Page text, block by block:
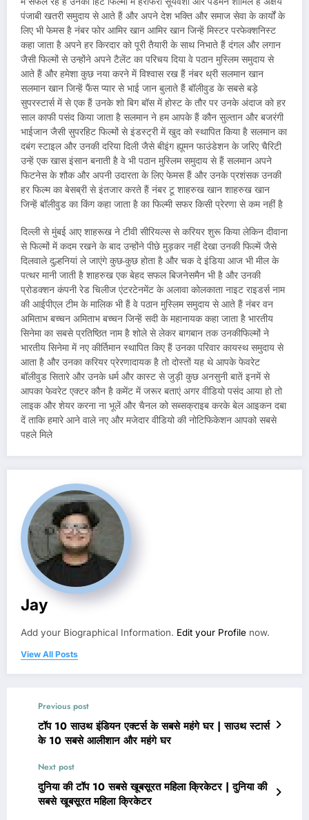
पंजाबी खतरी समुदाय से आते हैं और अपने देश भक्ति और समाज सेवा के कार्यों के
लिए भी फेमस है नंबर फोर आमिर खान आमिर खान जिन्हें मिस्टर परफेक्शनिस्ट
कहा जाता है अपने हर किरदार को पूरी तैयारी के साथ निभाते हैं दंगल और लगान
जैसी फिल्मों से उन्होंने अपने टैलेंट का परिचय दिया वे पठान मुस्लिम समुदाय से
आते हैं और हमेशा कुछ नया करने में विश्वास रख हैं नंबर थ्री सलमान खान
सलमान खान जिन्हें फैंस प्यार से भाई जान बुलाते हैं बॉलीवुड के सबसे बड़े
सुपरस्टार्स में से एक हैं उनके शो बिग बॉस में होस्ट के तौर पर उनके अंदाज को हर
साल काफी पसंद किया जाता है सलमान ने हम आपके हैं कौन सुल्तान और बजरंगी
भाईजान जैसी सुपरहिट फिल्मों से इंडस्ट्री में खुद को स्थापित किया है सलमान का
दबंग स्टाइल और उनकी दरिया दिली जैसे बीइंग ह्यूमन फाउंडेशन के जरिए चैरिटी
उन्हें एक खास इंसान बनाती है वे भी पठान मुस्लिम समुदाय से हैं सलमान अपने
फिटनेस के शौक और अपनी उदारता के लिए फेमस हैं और उनके प्रशंसक उनकी
हर फिल्म का बेसब्री से इंतजार करते हैं नंबर टू शाहरुख खान शाहरुख खान
जिन्हें बॉलीवुड का किंग कहा जाता है का फिल्मी सफर किसी प्रेरणा से कम नहीं है
दिल्ली से मुंबई आए शाहरूख ने टीवी सीरियल्स से करियर शुरू किया लेकिन दीवाना
से फिल्मों में कदम रखने के बाद उन्होंने पीछे मुड़कर नहीं देखा उनकी फिल्में जैसे
दिलवाले दुल्हनियां ले जाएंगे कुछ-कुछ होता है और चक दे इंडिया आज भी मील के
पत्थर मानी जाती है शाहरुख एक बेहद सफल बिजनेसमैन भी है और उनकी
प्रोडक्शन कंपनी रेड चिलीज एंटरटेनमेंट के अलावा कोलकाता नाइट राइडर्स नाम
की आईपीएल टीम के मालिक भी हैं वे पठान मुस्लिम समुदाय से आते हैं नंबर वन
अमिताभ बच्चन अमिताभ बच्चन जिन्हें सदी के महानायक कहा जाता है भारतीय
सिनेमा का सबसे प्रतिष्ठित नाम है शोले से लेकर बागबान तक उनकीफिल्मों ने
भारतीय सिनेमा में नए कीर्तिमान स्थापित किए हैं उनका परिवार कायस्थ समुदाय से
आता है और उनका करियर प्रेरणादायक है तो दोस्तों यह थे आपके फेवरेट
बॉलीवुड सितारे और उनके धर्म और कास्ट से जुड़ी कुछ अनसुनी बातें इनमें से
आपका फेवरेट एक्टर कौन है कमेंट में जरूर बताएं अगर वीडियो पसंद आया हो तो
लाइक और शेयर करना ना भूलें और चैनल को सब्सक्राइब करके बेल आइकन दबा
दें ताकि हमारे आने वाले नए और मजेदार वीडियो की नोटिफिकेशन आपको सबसे
पहले मिले
Jay
Add your Biographical Information. Edit your Profile now.
View All Posts
Previous post
टॉप 10 साउथ इंडियन एक्टर्स के सबसे महंगे घर | साउथ स्टार्स
के 10 सबसे आलीशान और महंगे घर
Next post
दुनिया की टॉप 10 सबसे खूबसूरत महिला क्रिकेटर | दुनिया की
सबसे खूबसूरत महिला क्रिकेटर